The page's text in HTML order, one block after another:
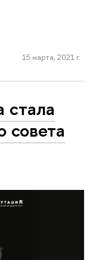
15 марта, 2021 г.
стала
совета